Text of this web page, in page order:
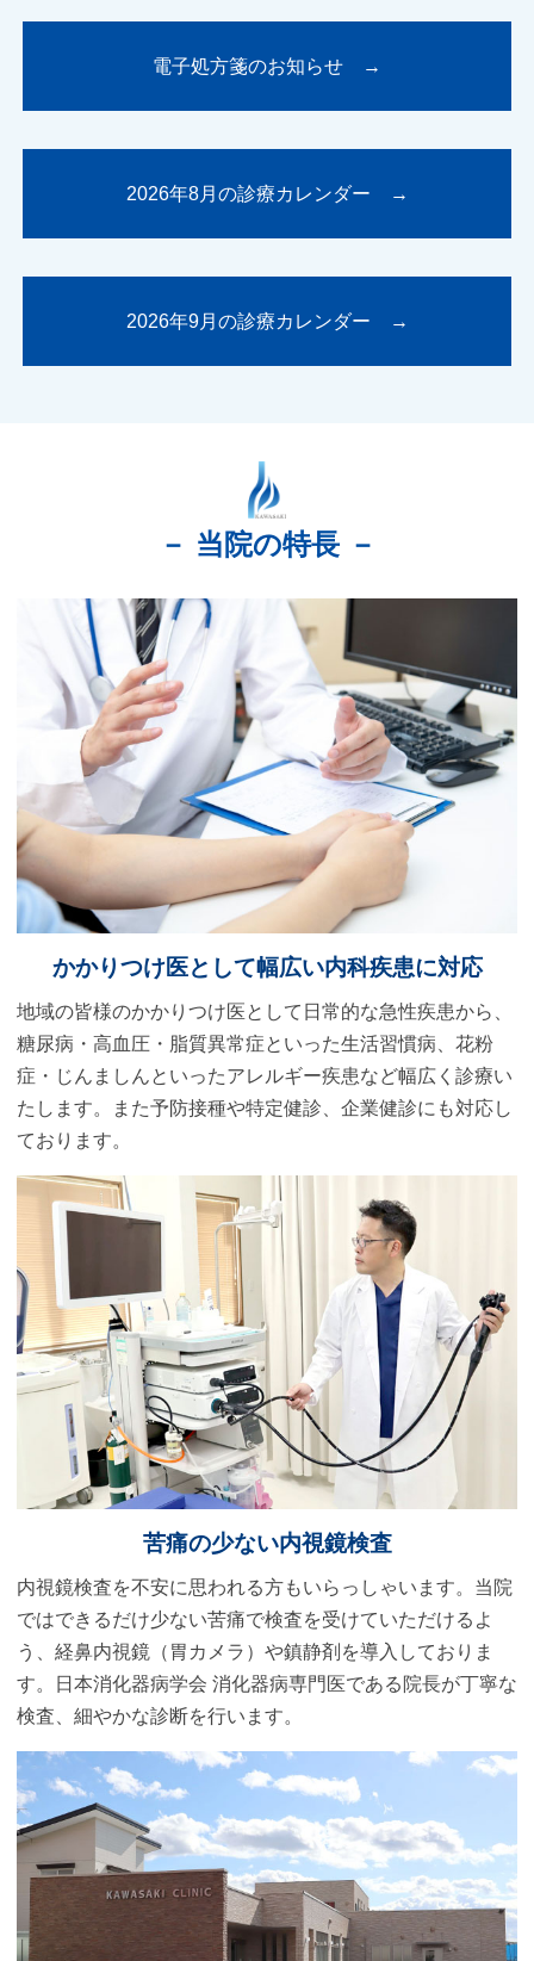
ん）。
受け取りは受付にてご案内します。ご来院時にお声
がけください。
2025.06.01
詳細はこちら
力をいただき誠にありがとうございます。このたび
当院では、呼び出しベルの導入をさせていただきま
した。小さいお子様をお連れの方や、お車でお待ち
になりたい方等につきましては、受付の際にお申し
2023.06.08
プラセンタ注射に関するお知らせ
メルスモン薬剤が入荷いたしましたので、保険・自
費ともにプラセンタ注射が可能となりました。
在庫数に限りがありますので、なくなり次第終了と
なる可能性がございます。大変ご迷惑おかけします
がよろしくお願いいたします。
2022.09.22
オンライン資格確認導入についてのお知
当院ではマイナンバーカードや健康保険証によるオ
ンライン資格確認（保険資格の確認、薬剤情報・特
定健診情報の取得）を行っています。
ご来院の際は保険証利用登録済みのマイナンバーカ
ード、あるいは健康保険証をお持ちください。
オンライン資格確認についての詳細はこちら
2022.08.20
膵癌健診エコー（ミルクティーエコー）
が予約可能になりました
膵癌健診エコー（ミルクティーエコー）のご予約が
WEB上で可能になりました。ご希望の方はWEB上で
ご予約をお取りください。お電話でも承ります。エ
コー検査の6時間前からお食事は摂らずにご来院くだ
さい。
2022.07.12
アレルギー性鼻炎の舌下免疫療法につい
当院ではスギ花粉、ダニアレルゲンによるアレルギ
ー性鼻炎の舌下免疫療法を行っております。1日1回
アレルゲンを少量から投与することで、体に慣らし
アレルギー症状(鼻水・鼻づまり・くしゃみ・目のか
ゆみ等)を緩和、根本的に体質改善が期待できる治療
約をお取りください。
2022.04.07
新型コロナワクチン3回目接種についての
お知らせ
現在、接種券が届いた方からお電話もしくは直接ご
来院いただきご予約を承っております。
電子処方箋のお知らせ →
2026年8月の診療カレンダー →
2026年9月の診療カレンダー →
－ 当院の特長 －
かかりつけ医として幅広い内科疾患に対応
地域の皆様のかかりつけ医として日常的な急性疾患から、
糖尿病・高血圧・脂質異常症といった生活習慣病、花粉
症・じんましんといったアレルギー疾患など幅広く診療い
たします。また予防接種や特定健診、企業健診にも対応し
ております。
苦痛の少ない内視鏡検査
内視鏡検査を不安に思われる方もいらっしゃいます。当院
ではできるだけ少ない苦痛で検査を受けていただけるよ
う、経鼻内視鏡（胃カメラ）や鎮静剤を導入しておりま
す。日本消化器病学会 消化器病専門医である院長が丁寧な
検査、細やかな診断を行います。